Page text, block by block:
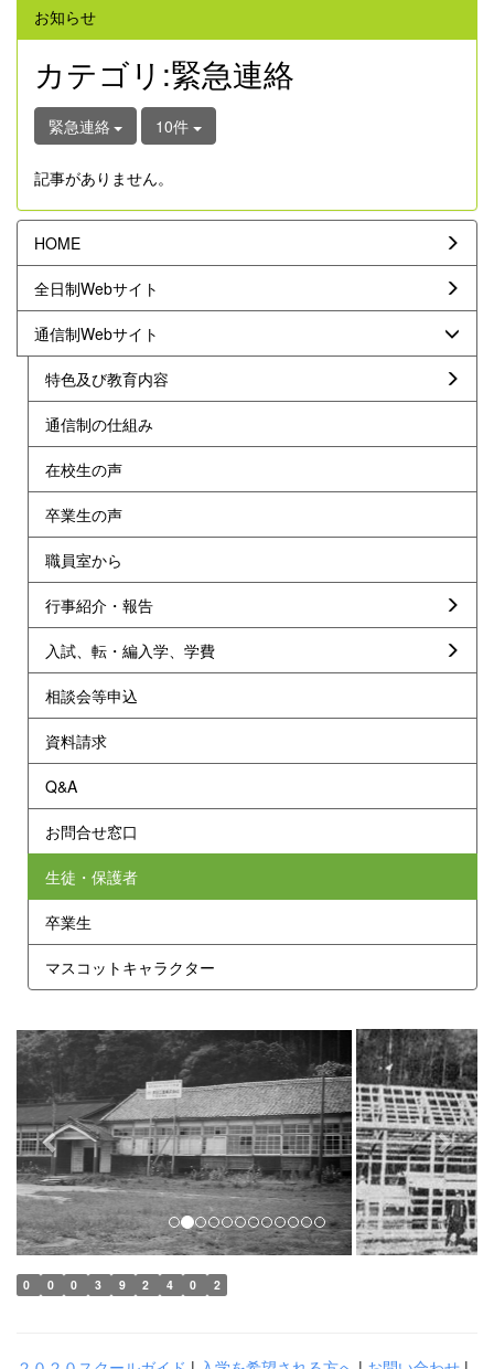
お知らせ
カテゴリ:緊急連絡
緊急連絡 10件
記事がありません。
HOME
全日制Webサイト
通信制Webサイト
特色及び教育内容
通信制の仕組み
在校生の声
卒業生の声
職員室から
行事紹介・報告
入試、転・編入学、学費
相談会等申込
資料請求
Q&A
お問合せ窓口
生徒・保護者
卒業生
マスコットキャラクター
p
r
e
v
i
o
u
s
n
e
x
t
0 0 0 3 9 2 4 0 2